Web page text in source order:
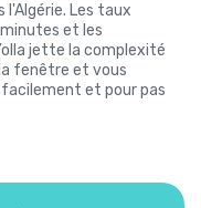
l'Algérie. Les taux
et les
jette la complexité
fenêtre et vous
facilement et pour pas